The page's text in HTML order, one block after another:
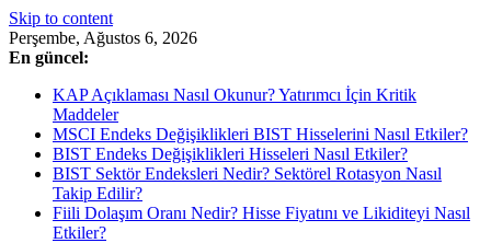
Skip to content
Perşembe, Ağustos 6, 2026
En güncel:
KAP Açıklaması Nasıl Okunur? Yatırımcı İçin Kritik
Maddeler
MSCI Endeks Değişiklikleri BIST Hisselerini Nasıl Etkiler?
BIST Endeks Değişiklikleri Hisseleri Nasıl Etkiler?
BIST Sektör Endeksleri Nedir? Sektörel Rotasyon Nasıl
Takip Edilir?
Fiili Dolaşım Oranı Nedir? Hisse Fiyatını ve Likiditeyi Nasıl
Etkiler?